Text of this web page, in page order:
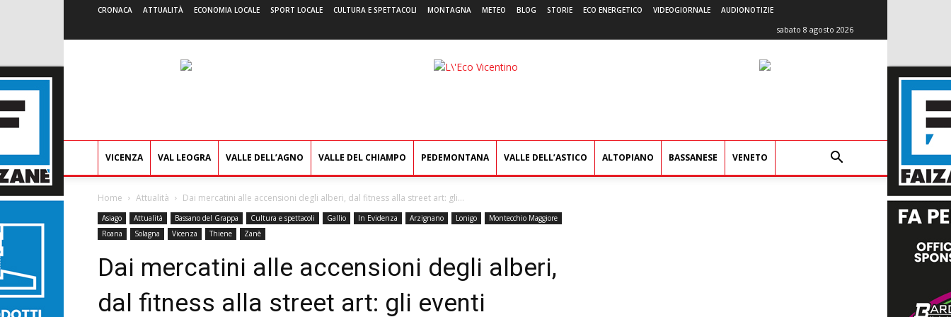
CRONACA ATTUALITÀ ECONOMIA LOCALE SPORT LOCALE CULTURA E SPETTACOLI MONTAGNA METEO BLOG STORIE ECO ENERGETICO VIDEOGIORNALE AUDIONOTIZIE
sabato 8 agosto 2026
L'Eco
VICENZA VAL LEOGRA VALLE DELL’AGNO VALLE DEL CHIAMPO PEDEMONTANA VALLE DELL’ASTICO ALTOPIANO BASSANESE VENETO
Home Attualità Dai mercatini alle accensioni degli alberi, dal fitness alla street art: gli...
Asiago Attualità Bassano del Grappa Cultura e spettacoli Gallio In Evidenza Arzignano Lonigo
Montecchio Maggiore
Roana
Solagna Vicenza Thiene Zanè
Dai mercatini alle accensioni degli alberi,
dal fitness alla street art: gli eventi